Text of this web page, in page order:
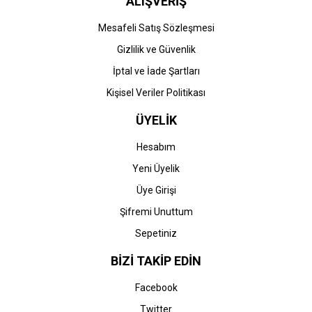
Mesafeli Satış Sözleşmesi
Gizlilik ve Güvenlik
İptal ve İade Şartları
Kişisel Veriler Politikası
ÜYELİK
Hesabım
Yeni Üyelik
Üye Girişi
Şifremi Unuttum
Sepetiniz
BİZİ TAKİP EDİN
Facebook
Twitter